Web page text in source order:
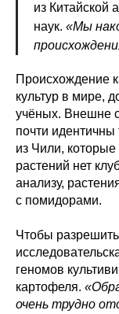
из Китайской
наук. «Мы
Происхождение
культур в мире,
учёных. Внешне
почти
из Чили,
растений нет
анализу,
с помидорами.
Чтобы
геномов
картофеля.
очень трудно